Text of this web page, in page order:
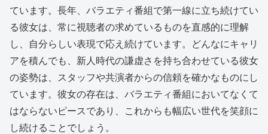
ています。長年、バラエティ番組で第一線に立ち続けてい
る彼女は、常に視聴者の求めているものを直感的に理解
し、自分らしい表現で応え続けています。どんなにキャリ
アを積んでも、新人時代の謙虚さを持ち合わせている彼女
の姿勢は、スタッフや共演者からの信頼を確かなものにし
ています。彼女の存在は、バラエティ番組においてなくて
はならないピースであり、これからも幅広い世代を笑顔に
し続けることでしょう。